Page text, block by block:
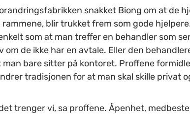
snakket Biong om at de
blir trukket frem som gode
som at man treffer en behandler som
om de ikke har en avtale. Eller den
bare sitter på kontoret. Proffene
tradisjonen for at man skal skille privat
trenger vi, sa proffene. Åpenhet,